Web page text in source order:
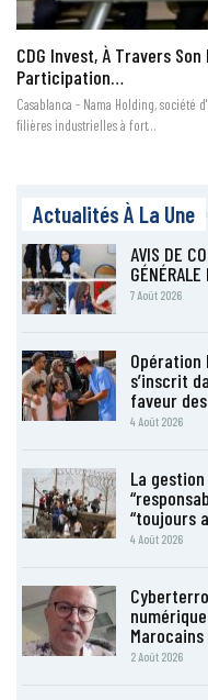
CDG Invest, À Travers
Participation…
Casablanca - Nama Holding, société
filières industrielles à fort…
Actualités À La Une
AVIS DE
7 Août 2026
Opération
s’inscrit
faveur
4 Août 2026
La
“toujours
4 Août 2026
2 Août 2026